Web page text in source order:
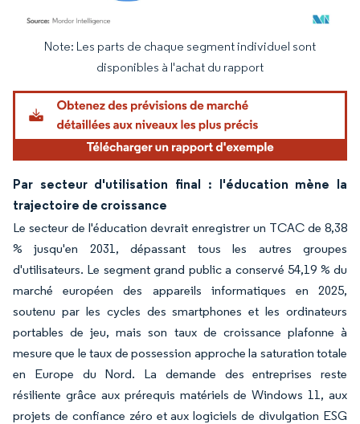
Image © Mordor Intelligence. La réutilisation nécessite une attribution sous CC BY
Note: Les parts de chaque segment individuel sont
disponibles à l'achat du rapport
Par secteur d'utilisation final : l'éducation mène la
trajectoire de croissance
Le secteur de l'éducation devrait enregistrer un TCAC de 8,38
% jusqu'en 2031, dépassant tous les autres groupes
d'utilisateurs. Le segment grand public a conservé 54,19 % du
marché européen des appareils informatiques en 2025,
soutenu par les cycles des smartphones et les ordinateurs
portables de jeu, mais son taux de croissance plafonne à
mesure que le taux de possession approche la saturation totale
en Europe du Nord. La demande des entreprises reste
résiliente grâce aux prérequis matériels de Windows 11, aux
projets de confiance zéro et aux logiciels de divulgation ESG